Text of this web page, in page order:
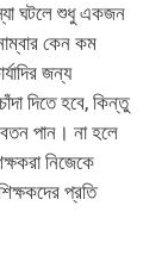
ঘটলে শুধু একজন
কেন কম
জন্য
দিতে হবে, কিন্তু
পান। না হলে
নিজেকে
প্রতি